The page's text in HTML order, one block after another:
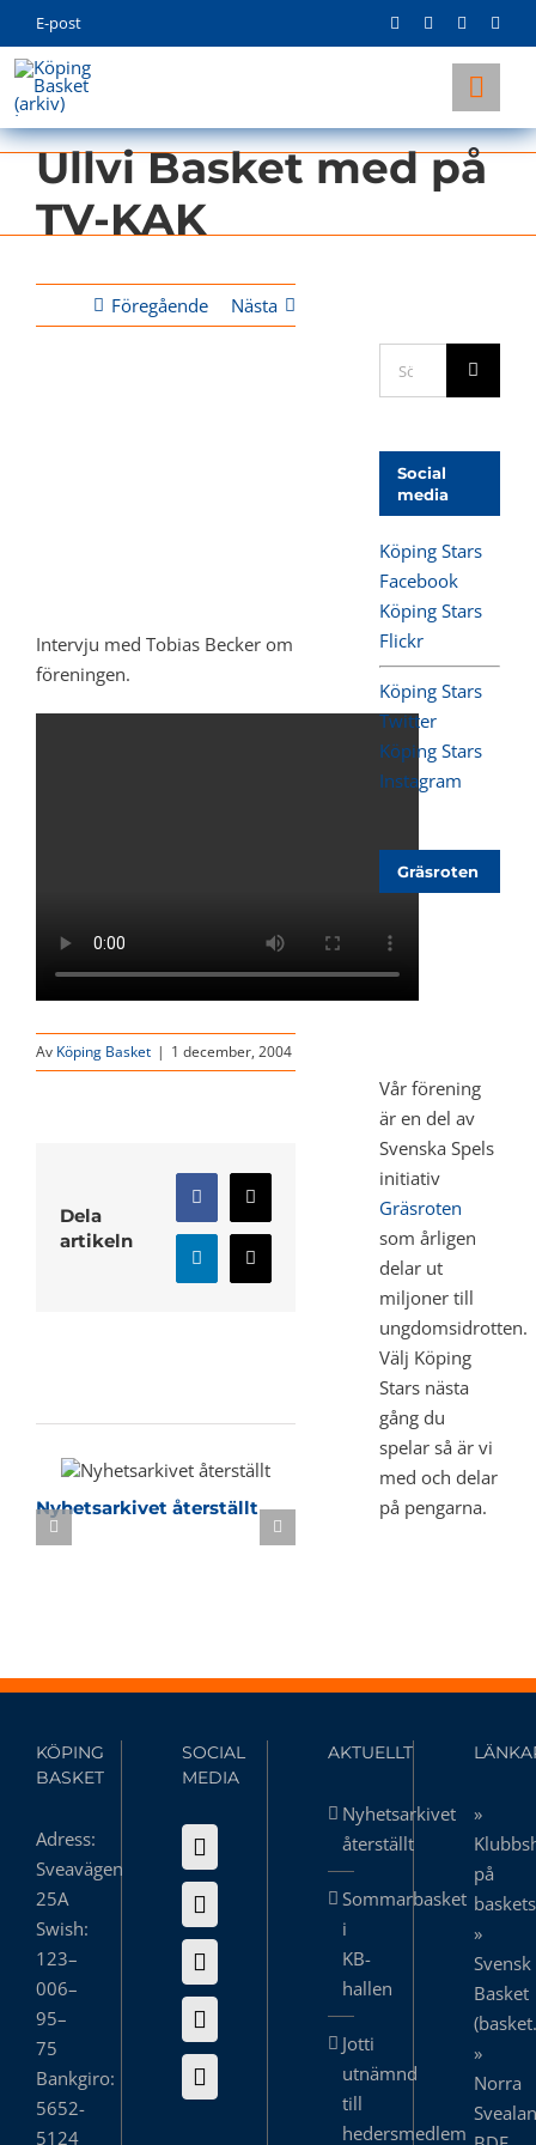
to
content
E-post
KLUBBEN
LAG
Ullvi Basket med på
TV-KAK
Föregående Nästa
Intervju med Tobias Becker om
föreningen.
Av Köping Basket | 1 december, 2004
Dela
artikeln
Facebook
X
LinkedInE-
post
Nyhetsarkivet återställt Sommarbasket i KB-
Social
media
Köping Stars
Facebook
Köping Stars
Flickr
Köping Stars
Twitter
Köping Stars
Instagram
Gräsroten
Vår förening
är en del av
Svenska Spels
initiativ
Gräsroten
som årligen
delar ut
miljoner till
ungdomsidrotten.
Välj Köping
Stars nästa
gång du
spelar så är vi
med och delar
på pengarna.
KÖPING
BASKET
Adress:
Sveavägen
25A
Swish:
123–
006–
95–
75
Bankgiro:
5652-
5124
SOCIAL
MEDIA
AKTUELLT
Nyhetsarkivet
återställt
Sommarbasket
i
KB-
hallen
Jotti
utnämnd
till
hedersmedlem
»
på
»
Svensk
Basket
»
Norra